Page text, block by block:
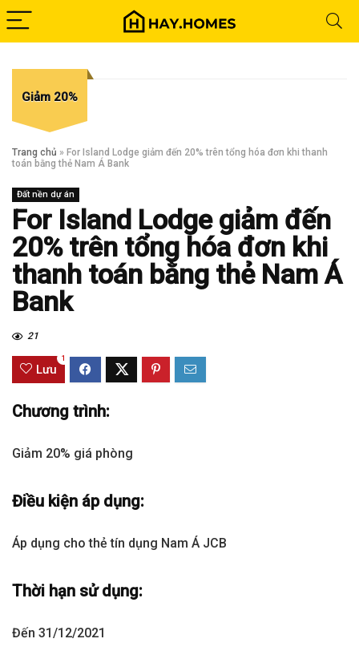
Giảm 20%
Trang chủ » For Island Lodge giảm đến 20% trên tổng hóa đơn khi thanh
toán bằng thẻ Nam Á Bank
Đất nền dự án
For Island Lodge giảm đến
20% trên tổng hóa đơn khi
thanh toán bằng thẻ Nam Á
Bank
21
Lưu
1
Chương trình:
Giảm 20% giá phòng
Điều kiện áp dụng:
Áp dụng cho thẻ tín dụng Nam Á JCB
Thời hạn sử dụng:
Đến 31/12/2021